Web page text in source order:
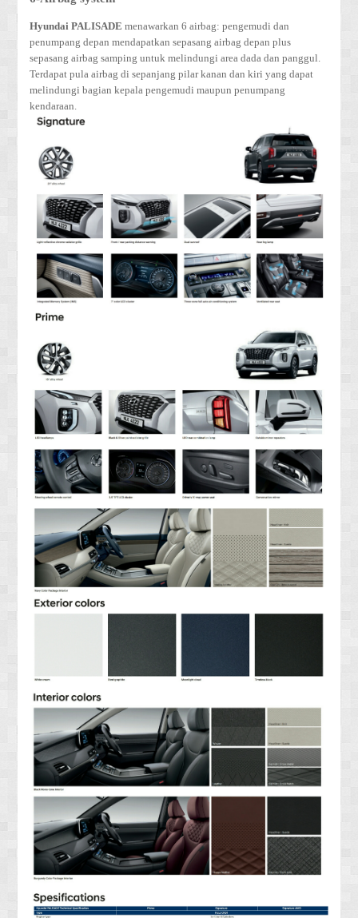
Hyundai PALISADE menawarkan 6 airbag: pengemudi dan
penumpang depan mendapatkan sepasang airbag depan plus
sepasang airbag samping untuk melindungi area dada dan panggul.
Terdapat pula airbag di sepanjang pilar kanan dan kiri yang dapat
melindungi bagian kepala pengemudi maupun penumpang
kendaraan.